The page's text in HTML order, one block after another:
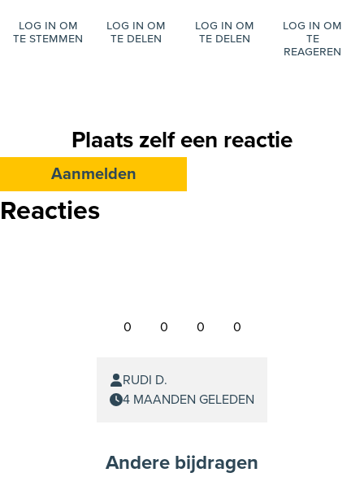
Log in om
te stemmen
Log in om
te delen
Log in om
te delen
Log in om
te
reageren
Plaats zelf een reactie
Aanmelden
Reacties
0 0 0 0
RUDI D.
4 MAANDEN GELEDEN
Andere bijdragen